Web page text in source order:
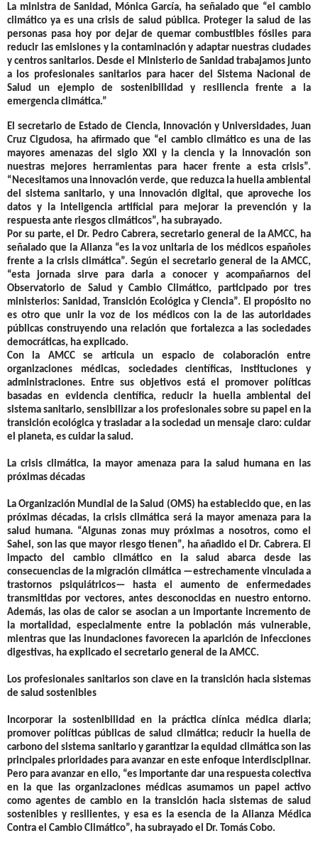
La ministra de Sanidad, Mónica García, ha señalado que “el cambio
climático ya es una crisis de salud pública. Proteger la salud de las
personas pasa hoy por dejar de quemar combustibles fósiles para
reducir las emisiones y la contaminación y adaptar nuestras ciudades
y centros sanitarios. Desde el Ministerio de Sanidad trabajamos junto
a los profesionales sanitarios para hacer del Sistema Nacional de
Salud un ejemplo de sostenibilidad y resiliencia frente a la
emergencia climática.”
El secretario de Estado de Ciencia, Innovación y Universidades, Juan
Cruz Cigudosa, ha afirmado que “el cambio climático es una de las
mayores amenazas del siglo XXI y la ciencia y la innovación son
nuestras mejores herramientas para hacer frente a esta crisis”.
“Necesitamos una innovación verde, que reduzca la huella ambiental
del sistema sanitario, y una innovación digital, que aproveche los
datos y la inteligencia artificial para mejorar la prevención y la
respuesta ante riesgos climáticos”, ha subrayado.
Por su parte, el Dr. Pedro Cabrera, secretario general de la AMCC, ha
señalado que la Alianza “es la voz unitaria de los médicos españoles
frente a la crisis climática”. Según el secretario general de la AMCC,
“esta jornada sirve para darla a conocer y acompañarnos del
Observatorio de Salud y Cambio Climático, participado por tres
ministerios: Sanidad, Transición Ecológica y Ciencia”. El propósito no
es otro que unir la voz de los médicos con la de las autoridades
públicas construyendo una relación que fortalezca a las sociedades
democráticas, ha explicado.
Con la AMCC se articula un espacio de colaboración entre
organizaciones médicas, sociedades científicas, instituciones y
administraciones. Entre sus objetivos está el promover políticas
basadas en evidencia científica, reducir la huella ambiental del
sistema sanitario, sensibilizar a los profesionales sobre su papel en la
transición ecológica y trasladar a la sociedad un mensaje claro: cuidar
el planeta, es cuidar la salud.
La crisis climática, la mayor amenaza para la salud humana en las
próximas décadas
La Organización Mundial de la Salud (OMS) ha establecido que, en las
próximas décadas, la crisis climática será la mayor amenaza para la
salud humana. “Algunas zonas muy próximas a nosotros, como el
Sahel, son las que mayor riesgo tienen”, ha añadido el Dr. Cabrera. El
impacto del cambio climático en la salud abarca desde las
consecuencias de la migración climática —estrechamente vinculada a
trastornos psiquiátricos— hasta el aumento de enfermedades
transmitidas por vectores, antes desconocidas en nuestro entorno.
Además, las olas de calor se asocian a un importante incremento de
la mortalidad, especialmente entre la población más vulnerable,
mientras que las inundaciones favorecen la aparición de infecciones
digestivas, ha explicado el secretario general de la AMCC.
Los profesionales sanitarios son clave en la transición hacia sistemas
de salud sostenibles
Incorporar la sostenibilidad en la práctica clínica médica diaria;
promover políticas públicas de salud climática; reducir la huella de
carbono del sistema sanitario y garantizar la equidad climática son las
principales prioridades para avanzar en este enfoque interdisciplinar.
Pero para avanzar en ello, “es importante dar una respuesta colectiva
en la que las organizaciones médicas asumamos un papel activo
como agentes de cambio en la transición hacia sistemas de salud
sostenibles y resilientes, y esa es la esencia de la Alianza Médica
Contra el Cambio Climático”, ha subrayado el Dr. Tomás Cobo.